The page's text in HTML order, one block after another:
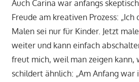
Auch Carina war anfangs
Freude am kreativen Prozess:
Malen sei nur für Kinder. Jetzt
weiter und kann einfach
freut mich, weil man zeigen kann,
schildert ähnlich: „Am Anfang war